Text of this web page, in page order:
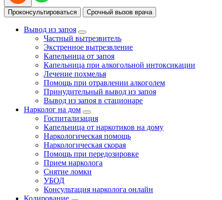
Проконсультироваться Срочный вызов врача
Вывод из запоя
Частный вытрезвитель
Экстренное вытрезвление
Капельница от запоя
Капельница при алкогольной интоксикации
Лечение похмелья
Помощь при отравлении алкоголем
Принудительный вывод из запоя
Вывод из запоя в стационаре
Нарколог на дом
Госпитализация
Капельница от наркотиков на дому
Наркологическая помощь
Наркологическая скорая
Помощь при передозировке
Прием нарколога
Снятие ломки
УБОД
Консультация нарколога онлайн
Кодирование